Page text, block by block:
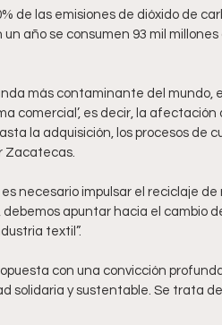
de las emisiones de dióxido de
año se consumen 93 mil
más contaminante del mundo,
comercial’, es decir, la
la adquisición, los procesos de
Zacatecas.
necesario impulsar el reciclaje de
apuntar hacia el cambio
textil”.
con una convicción
solidaria y sustentable. Se trata